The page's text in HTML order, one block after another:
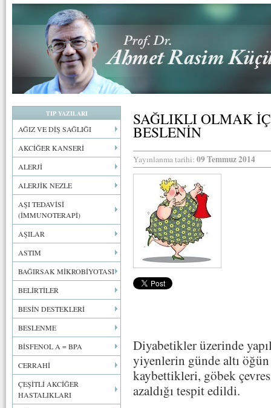
TIP YAZILARI
AĞIZ VE DİŞ SAĞLIĞI
AKCİĞER KANSERİ
ALERJİ
ALERJİK NEZLE
AŞI TEDAVİSİ
(İMMUNOTERAPİ)
AŞILAR
ASTIM
BAĞIRSAK MİKROBİYOTASI
BELİRTİLER
BESİN DESTEKLERİ
BESLENME
BİSFENOL A = BPA
CERRAHİ
ÇEŞİTLİ AKCİĞER
HASTALIKLARI
SAĞLIKLI OLMAK
BESLENİN
Yayınlanma tarihi: 09 Temmuz 2014
Diyabetikler üzerinde
yiyenlerin günde altı
kaybettikleri, göbek
azaldığı tespit edildi.